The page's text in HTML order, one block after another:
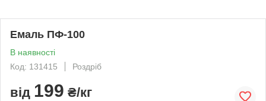
Емаль ПФ-100
В наявності
Код: 131415
Роздріб
від 199 ₴/кг